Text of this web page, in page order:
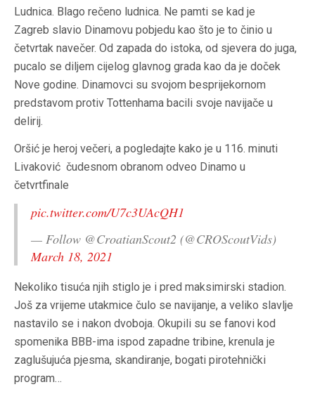
Ludnica. Blago rečeno ludnica. Ne pamti se kad je
Zagreb slavio Dinamovu pobjedu kao što je to činio u
četvrtak navečer. Od zapada do istoka, od sjevera do juga,
pucalo se diljem cijelog glavnog grada kao da je doček
Nove godine. Dinamovci su svojom besprijekornom
predstavom protiv Tottenhama bacili svoje navijače u
delirij.
Oršić je heroj večeri, a pogledajte kako je u 116. minuti
Livaković čudesnom obranom odveo Dinamo u
četvrtfinale
pic.twitter.com/U7c3UAcQH1
— Follow @CroatianScout2 (@CROScoutVids)
March 18, 2021
Nekoliko tisuća njih stiglo je i pred maksimirski stadion.
Još za vrijeme utakmice čulo se navijanje, a veliko slavlje
nastavilo se i nakon dvoboja. Okupili su se fanovi kod
spomenika BBB-ima ispod zapadne tribine, krenula je
zaglušujuća pjesma, skandiranje, bogati pirotehnički
program…